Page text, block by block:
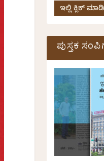
ಇಲ್ಲಿ ಕ್ಲಿಕ್ ಮಾಡಿ
ಪುಸ್ತಕ